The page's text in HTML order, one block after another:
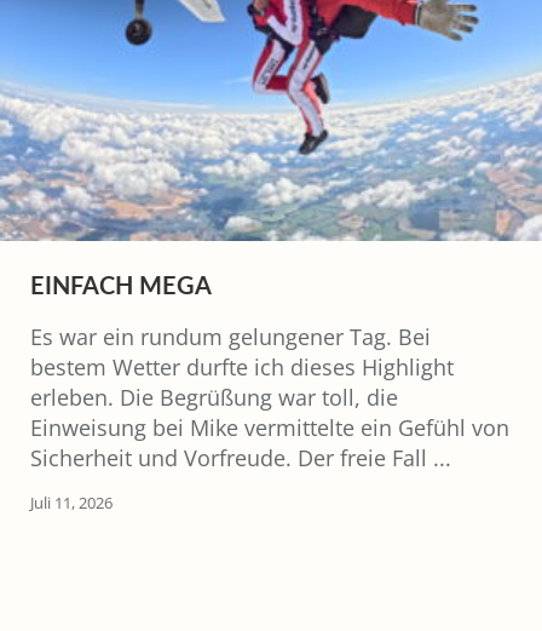
EINFACH MEGA
Es war ein rundum gelungener Tag. Bei
bestem Wetter durfte ich dieses Highlight
erleben. Die Begrüßung war toll, die
Einweisung bei Mike vermittelte ein Gefühl von
Sicherheit und Vorfreude. Der freie Fall ...
Juli 11, 2026